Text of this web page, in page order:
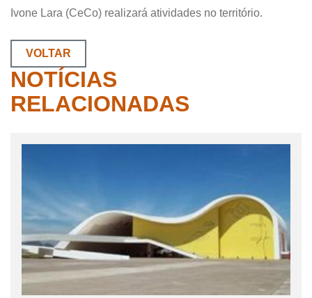
Ivone Lara (CeCo) realizará atividades no território.
VOLTAR
NOTÍCIAS
RELACIONADAS